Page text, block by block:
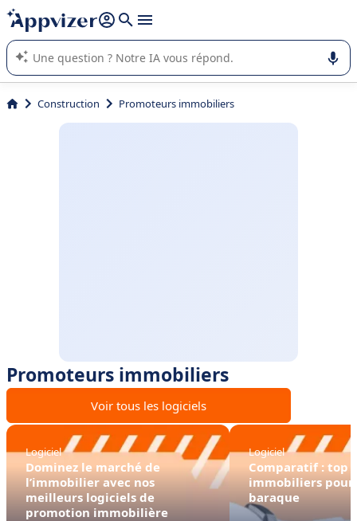
répondre (plusieurs lignes avec
L'IA de Appvizer vous guide dans l'utilisation ou la sélection de
logiciel SaaS en entreprise.
Construction Promoteurs immobiliers
Promoteurs immobiliers
Voir tous les logiciels
Logiciel
Dominez le marché de
l’immobilier avec nos
meilleurs logiciels de
promotion immobilière
Logiciel
Comparatif : top
immobiliers pour
baraque